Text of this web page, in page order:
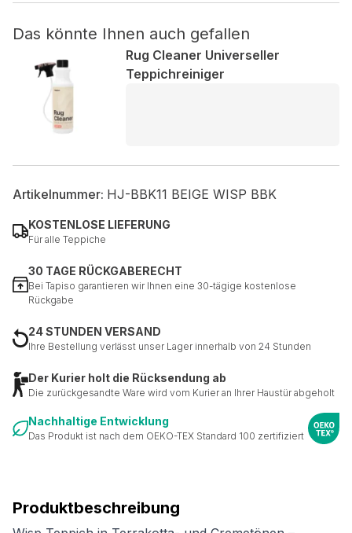
Produktbeschreibung
Das könnte Ihnen auch gefallen
Rug Cleaner Universeller
Teppichreiniger
Artikelnummer: HJ-BBK11 BEIGE WISP BBK
KOSTENLOSE LIEFERUNG
Für alle Teppiche
30 TAGE RÜCKGABERECHT
Bei Tapiso garantieren wir Ihnen eine 30-tägige kostenlose
Rückgabe
24 STUNDEN VERSAND
Ihre Bestellung verlässt unser Lager innerhalb von 24 Stunden
Der Kurier holt die Rücksendung ab
Die zurückgesandte Ware wird vom Kurier an Ihrer Haustür abgeholt
Nachhaltige Entwicklung
Das Produkt ist nach dem OEKO-TEX Standard 100 zertifiziert
Nicht kategorisiert.
Andere nicht kategorisierte Cookies sind solche, die
analysiert werden und noch keiner Kategorie zugeordnet
wurden.